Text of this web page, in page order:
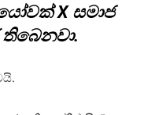
X සමාජ